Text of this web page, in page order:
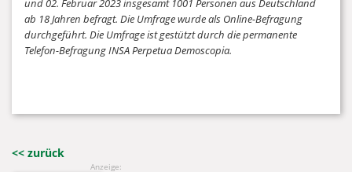
und 02. Februar 2023 insgesamt 1001 Personen aus Deutschland
ab 18 Jahren befragt. Die Umfrage wurde als Online-Befragung
durchgeführt. Die Umfrage ist gestützt durch die permanente
Telefon-Befragung INSA Perpetua Demoscopia.
<< zurück
Anzeige: